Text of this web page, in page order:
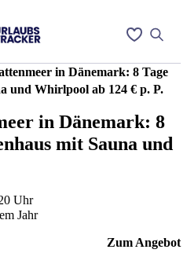
in Dänemark: 8 Tage
und Whirlpool ab 124 € p. P.
in Dänemark: 8
mit Sauna und
Uhr
Jahr
Zum Angebot